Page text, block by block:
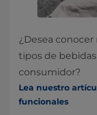
¿Desea
tipos de
consumidor?
Lea nuestro
funcionales